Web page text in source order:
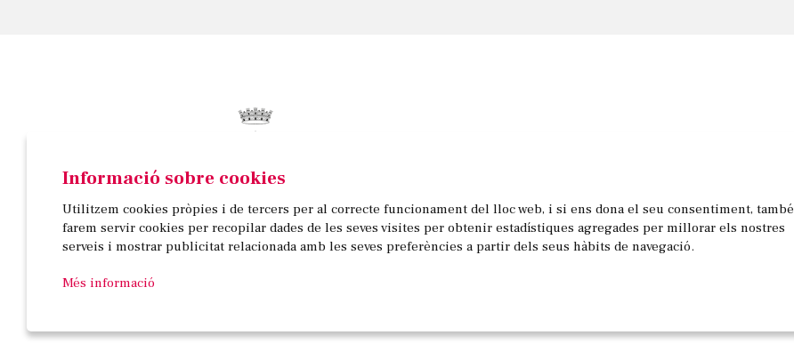
Passeig de la Indústria, 25, 3a planta | 17820 Banyoles
972 58 18 48 | 972 57 00 50
Informació sobre cookies
Utilitzem cookies pròpies i de tercers per al correcte funcionament del lloc web, i si ens dona el seu consentiment, també
farem servir cookies per recopilar dades de les seves visites per obtenir estadístiques agregades per millorar els nostres
serveis i mostrar publicitat relacionada amb les seves preferències a partir dels seus hàbits de navegació.
Més informació